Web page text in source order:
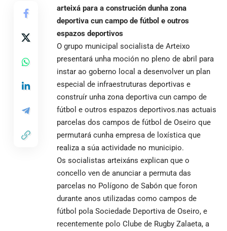
arteixá para a construción dunha zona
deportiva cun campo de fútbol e outros
espazos deportivos
O grupo municipal socialista de Arteixo
presentará unha moción no pleno de abril para
instar ao goberno local a desenvolver un plan
especial de infraestruturas deportivas e
construír unha zona deportiva cun campo de
fútbol e outros espazos deportivos.nas actuais
parcelas dos campos de fútbol de Oseiro que
permutará cunha empresa de loxística que
realiza a súa actividade no municipio.
Os socialistas arteixáns explican que o
concello ven de anunciar a permuta das
parcelas no Polígono de Sabón que foron
durante anos utilizadas como campos de
fútbol pola Sociedade Deportiva de Oseiro, e
recentemente polo Clube de Rugby Zalaeta, a